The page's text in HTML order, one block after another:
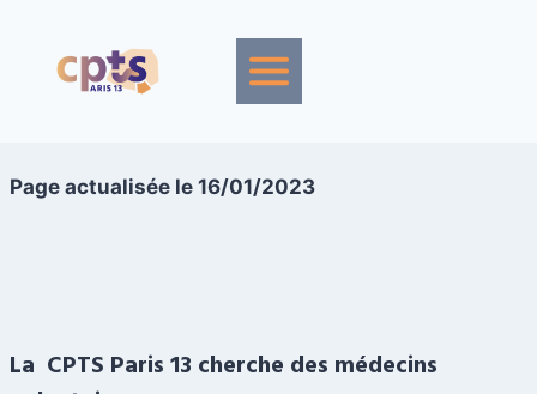
contenu
Page actualisée le 16/01/2023
La CPTS Paris 13 cherche des médecins